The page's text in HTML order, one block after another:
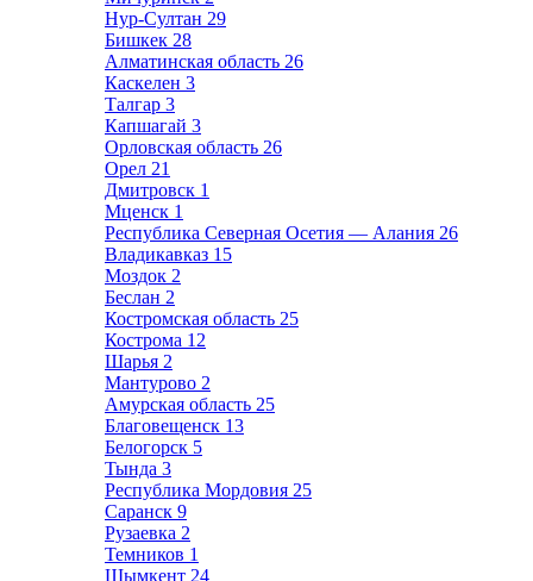
Нур-Султан 29
Бишкек 28
Алматинская область 26
Каскелен 3
Талгар 3
Капшагай 3
Орловская область 26
Орел 21
Дмитровск 1
Мценск 1
Республика Северная Осетия — Алания 26
Владикавказ 15
Моздок 2
Беслан 2
Костромская область 25
Кострома 12
Шарья 2
Мантурово 2
Амурская область 25
Благовещенск 13
Белогорск 5
Тында 3
Республика Мордовия 25
Саранск 9
Рузаевка 2
Темников 1
Шымкент 24